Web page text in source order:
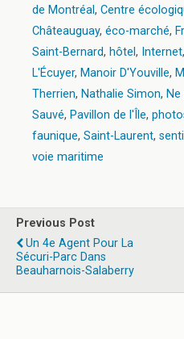
de Montréal, Centre
Châteauguay, éco-marché,
Saint-Bernard, hôtel , Internet,
L'Écuyer, Manoir D'Youville,
Therrien, Nathalie Simon,
Sauvé, Pavillon de l'Île,
faunique, Saint-Laurent,
voie maritime
Previous Post
Un 4e Agent Pour La
Sécuri-Parc Dans
Beauharnois-Salaberry